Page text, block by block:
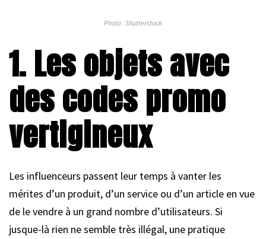
Photo : Shutterstock
1. Les objets avec
des codes promo
vertigineux
Les influenceurs passent leur temps à vanter les
mérites d’un produit, d’un service ou d’un article en vue
de le vendre à un grand nombre d’utilisateurs. Si
jusque-là rien ne semble très illégal, une pratique